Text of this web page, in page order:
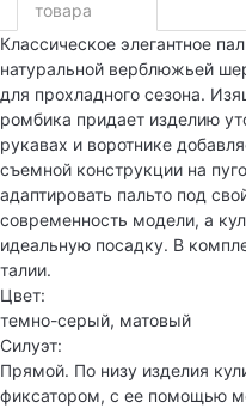
товара
Классическое элегантное
натуральной верблюжьей
для прохладного сезона.
ромбика придает изделию
рукавах и воротнике
съемной конструкции на
адаптировать пальто под
современность модели, а
идеальную посадку. В
талии.
Цвет:
темно-серый, матовый
Силуэт:
Прямой. По низу изделия
фиксатором, с ее помощью